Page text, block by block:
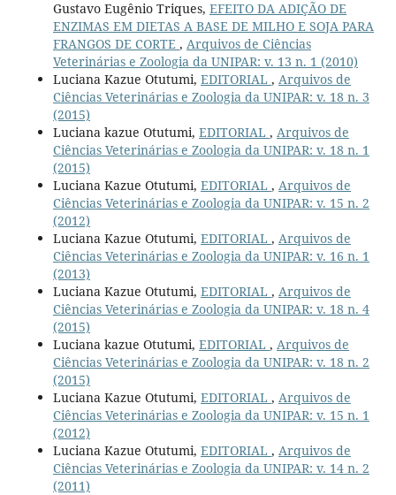
Gustavo Eugênio Triques, EFEITO DA ADIÇÃO DE
ENZIMAS EM DIETAS A BASE DE MILHO E SOJA PARA
FRANGOS DE CORTE , Arquivos de Ciências
Veterinárias e Zoologia da UNIPAR: v. 13 n. 1 (2010)
Luciana Kazue Otutumi, EDITORIAL , Arquivos de
Ciências Veterinárias e Zoologia da UNIPAR: v. 18 n. 3
(2015)
Luciana kazue Otutumi, EDITORIAL , Arquivos de
Ciências Veterinárias e Zoologia da UNIPAR: v. 18 n. 1
(2015)
Luciana Kazue Otutumi, EDITORIAL , Arquivos de
Ciências Veterinárias e Zoologia da UNIPAR: v. 15 n. 2
(2012)
Luciana Kazue Otutumi, EDITORIAL , Arquivos de
Ciências Veterinárias e Zoologia da UNIPAR: v. 16 n. 1
(2013)
Luciana Kazue Otutumi, EDITORIAL , Arquivos de
Ciências Veterinárias e Zoologia da UNIPAR: v. 18 n. 4
(2015)
Luciana kazue Otutumi, EDITORIAL , Arquivos de
Ciências Veterinárias e Zoologia da UNIPAR: v. 18 n. 2
(2015)
Luciana Kazue Otutumi, EDITORIAL , Arquivos de
Ciências Veterinárias e Zoologia da UNIPAR: v. 15 n. 1
(2012)
Luciana Kazue Otutumi, EDITORIAL , Arquivos de
Ciências Veterinárias e Zoologia da UNIPAR: v. 14 n. 2
(2011)